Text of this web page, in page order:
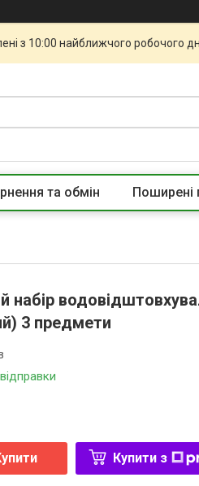
з 10:00 найближчого робочого
та обмін Поширені
набір
3 предмети
Купити з